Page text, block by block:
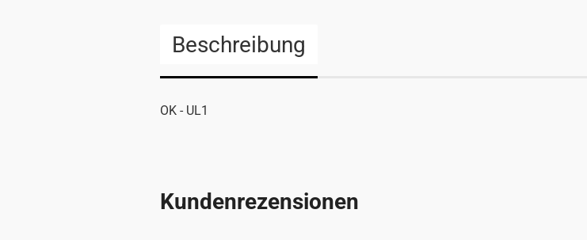
Beschreibung
OK - UL1
Kundenrezensionen